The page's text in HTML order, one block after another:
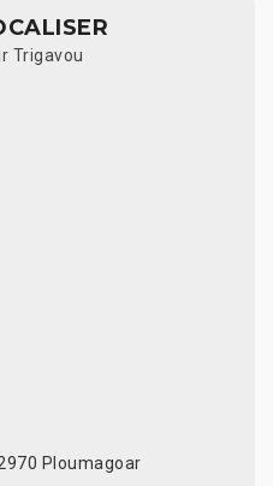
Trigavou
Ploumagoar